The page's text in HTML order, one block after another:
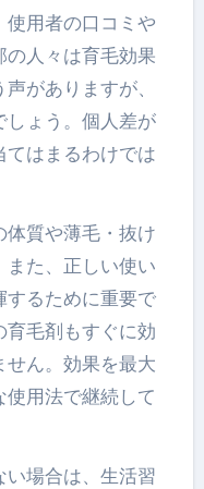
使用者の口コミや
人々は育毛効果
がありますが、
しょう。個人差が
はまるわけでは
体質や薄毛・抜け
た、正しい使い
するために重要で
毛剤もすぐに効
ん。効果を最大
用法で継続して
い場合は、生活習